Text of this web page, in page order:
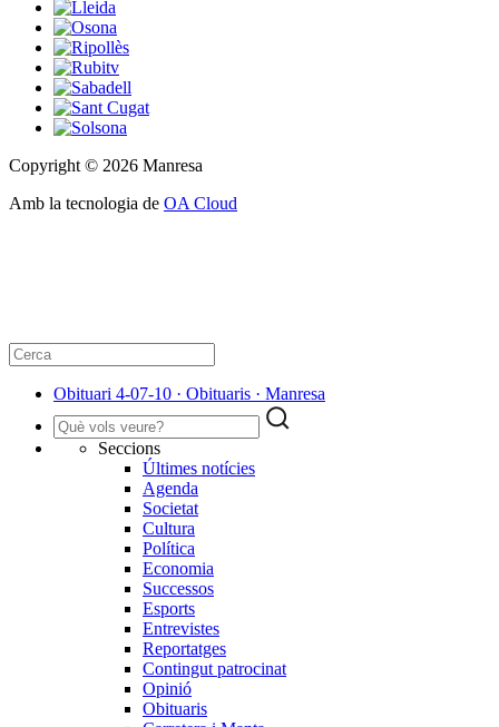
Copyright © 2026 Manresa
Amb la tecnologia de OA Cloud
Obituari 4-07-10 · Obituaris · Manresa
Seccions
Últimes notícies
Agenda
Societat
Cultura
Política
Economia
Successos
Esports
Entrevistes
Reportatges
Contingut patrocinat
Opinió
Obituaris